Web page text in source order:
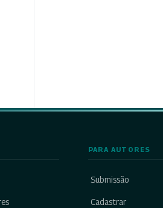
PARA AUTORES
Submissão
Cadastrar